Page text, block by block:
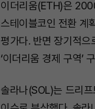
이더리움(ETH)은
스테이블코인 전환 계
평가다. 반면 장기적으
‘이더리움 경제 구역’
솔라나(SOL)는 드리